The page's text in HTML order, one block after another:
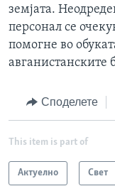
земјата.
персонал се
помогне во
авганистанските
Споделете
This item is part of
Актуелно Свет